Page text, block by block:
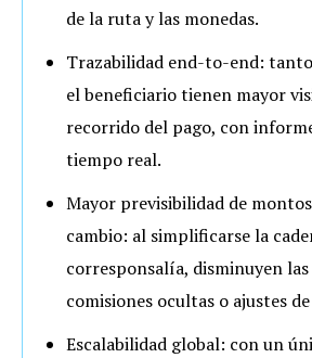
de la ruta y las monedas.
Trazabilidad end-to-end:
el beneficiario tienen mayor
recorrido del pago, con
tiempo real.
Mayor previsibilidad de
cambio: al simplificarse la
corresponsalía, disminuyen
comisiones ocultas o ajustes
Escalabilidad global: con un